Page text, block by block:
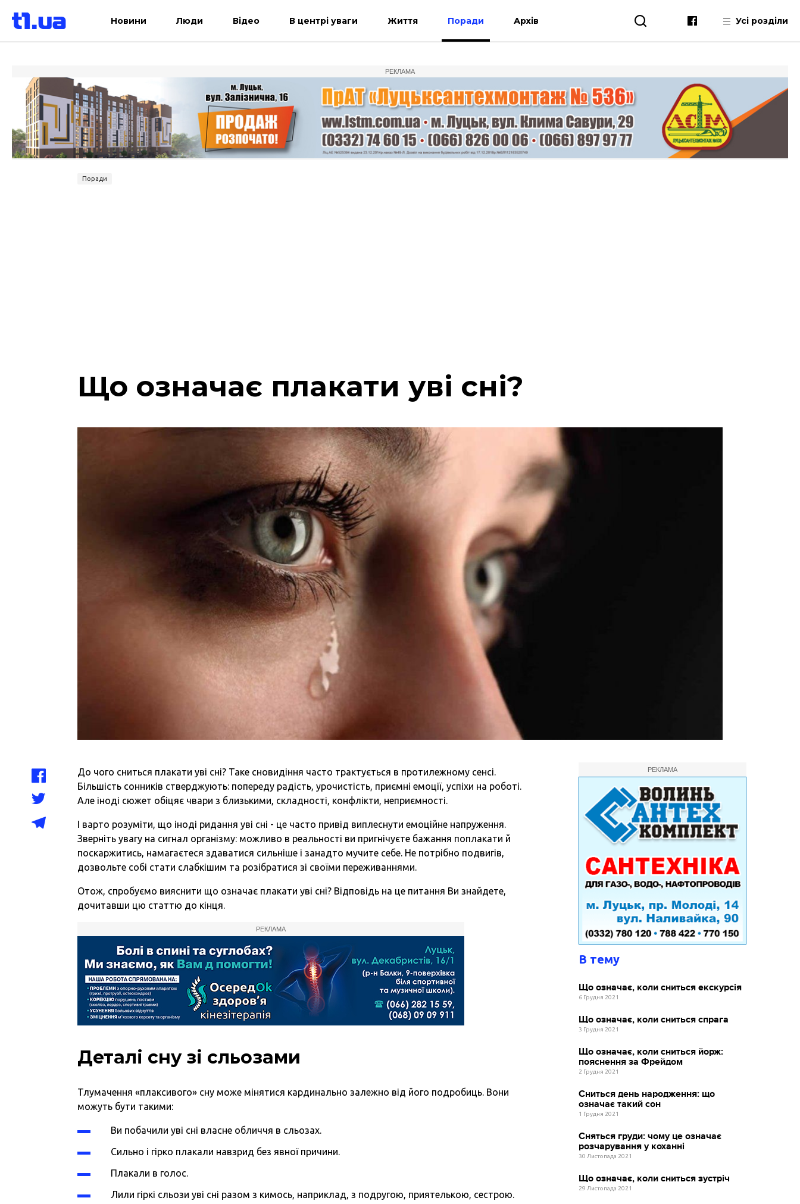
Новини Люди Відео В центрі уваги Життя Поради Архів Усі розділи
РЕКЛАМА
Поради
Що означає плакати уві сні?
До чого сниться плакати уві сні? Таке сновидіння часто трактується в протилежному сенсі.
Більшість сонників стверджують: попереду радість, урочистість, приємні емоції, успіхи на роботі.
Але іноді сюжет обіцяє чвари з близькими, складності, конфлікти, неприємності.
І варто розуміти, що іноді ридання уві сні - це часто привід виплеснути емоційне напруження.
Зверніть увагу на сигнал організму: можливо в реальності ви пригнічуєте бажання поплакати й
поскаржитись, намагаєтеся здаватися сильніше і занадто мучите себе. Не потрібно подвигів,
дозвольте собі стати слабкішим та розібратися зі своїми переживаннями.
Отож, спробуємо вияснити що означає плакати уві сні? Відповідь на це питання Ви знайдете,
дочитавши цю статтю до кінця.
РЕКЛАМА
Деталі сну зі сльозами
Тлумачення «плаксивого» сну може мінятися кардинально залежно від його подробиць. Вони
можуть бути такими:
Ви побачили уві сні власне обличчя в сльозах.
Сильно і гірко плакали навзрид без явної причини.
Плакали в голос.
Лили гіркі сльози уві сні разом з кимось, наприклад, з подругою, приятелькою, сестрою.
РЕКЛАМА
В тему
Що означає, коли сниться екскурсія
6 Грудня 2021
Що означає, коли сниться спрага
3 Грудня 2021
Що означає, коли сниться йорж:
пояснення за Фрейдом
2 Грудня 2021
Сниться день народження: що
означає такий сон
1 Грудня 2021
Сняться груди: чому це означає
розчарування у коханні
30 Листопада 2021
Що означає, коли сниться зустріч
29 Листопада 2021